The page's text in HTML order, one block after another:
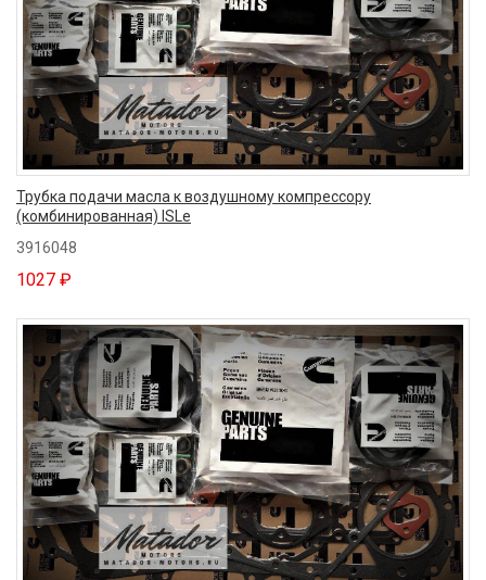
Трубка подачи масла к воздушному компрессору
(комбинированная) ISLe
3916048
1027 ₽